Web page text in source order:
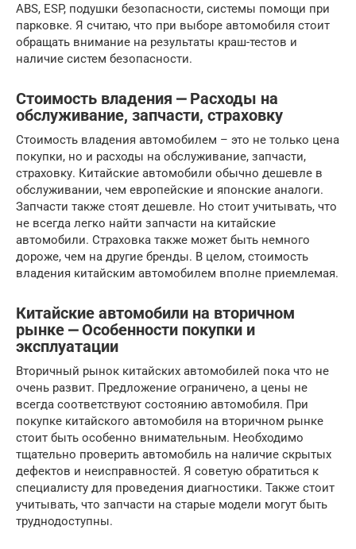
ABS, ESP, подушки безопасности, системы помощи при
парковке. Я считаю, что при выборе автомобиля стоит
обращать внимание на результаты краш-тестов и
наличие систем безопасности.
Стоимость владения ⎼ Расходы на
обслуживание, запчасти, страховку
Стоимость владения автомобилем – это не только цена
покупки, но и расходы на обслуживание, запчасти,
страховку. Китайские автомобили обычно дешевле в
обслуживании, чем европейские и японские аналоги.
Запчасти также стоят дешевле. Но стоит учитывать, что
не всегда легко найти запчасти на китайские
автомобили. Страховка также может быть немного
дороже, чем на другие бренды. В целом, стоимость
владения китайским автомобилем вполне приемлемая.
Китайские автомобили на вторичном
рынке ⎼ Особенности покупки и
эксплуатации
Вторичный рынок китайских автомобилей пока что не
очень развит. Предложение ограничено, а цены не
всегда соответствуют состоянию автомобиля. При
покупке китайского автомобиля на вторичном рынке
стоит быть особенно внимательным. Необходимо
тщательно проверить автомобиль на наличие скрытых
дефектов и неисправностей. Я советую обратиться к
специалисту для проведения диагностики. Также стоит
учитывать, что запчасти на старые модели могут быть
труднодоступны.